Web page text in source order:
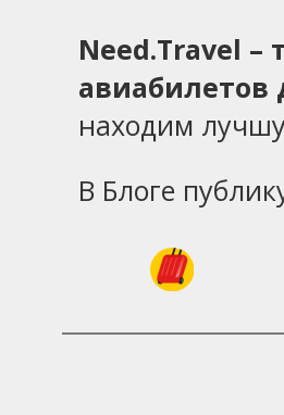
Need.Travel
авиабилетов
находим
В Блоге